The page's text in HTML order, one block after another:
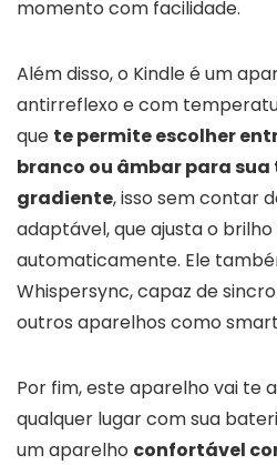
momento com facilidade.
Além disso, o Kindle é um
antirreflexo e com
que te permite escolher
branco ou âmbar para
gradiente, isso sem contar
adaptável, que ajusta o
automaticamente. Ele
Whispersync, capaz de
outros aparelhos como
Por fim, este aparelho vai te
qualquer lugar com sua
um aparelho confortável